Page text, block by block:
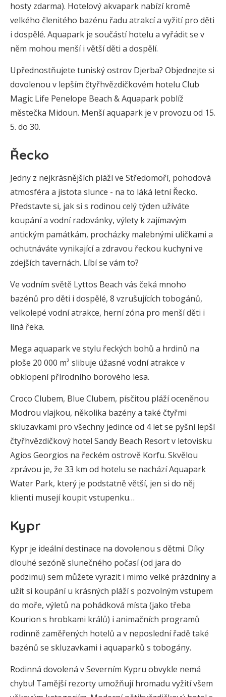
hosty zdarma). Hotelový akvapark nabízí kromě
velkého členitého bazénu řadu atrakcí a vyžití pro děti
i dospělé. Aquapark je součástí hotelu a vyřádit se v
něm mohou menší i větší děti a dospělí.
Upřednostňujete tuniský ostrov Djerba? Objednejte si
dovolenou v lepším čtyřhvězdičkovém hotelu Club
Magic Life Penelope Beach & Aquapark poblíž
městečka Midoun. Menší aquapark je v provozu od 15.
5.⁠ do ⁠30.
Řecko
Jedny z nejkrásnějších pláží ve Středomoří, pohodová
atmosféra a jistota slunce - na to láká letní Řecko.
Představte si, jak si s rodinou celý týden užíváte
koupání a vodní radovánky, výlety k zajímavým
antickým památkám, procházky malebnými uličkami a
ochutnáváte vynikající a zdravou řeckou kuchyni ve
zdejších tavernách. Líbí se vám to?
Ve vodním světě Lyttos Beach vás čeká mnoho
bazénů pro děti i dospělé, 8 vzrušujících tobogánů,
velkolepé vodní atrakce, herní zóna pro menší děti i
líná řeka.
Mega aquapark ve stylu řeckých bohů a hrdinů na
ploše 20 000 m² slibuje úžasné vodní atrakce v
obklopení přírodního borového lesa.
Croco Clubem, Blue Clubem, písčitou pláží oceněnou
Modrou vlajkou, několika bazény a také čtyřmi
skluzavkami pro všechny jedince od 4 let se pyšní lepší
čtyřhvězdičkový hotel Sandy Beach Resort v letovisku
Agios Georgios na řeckém ostrově Korfu. Skvělou
zprávou je, že 33 km od hotelu se nachází Aquapark
Water Park, který je podstatně větší, jen si do něj
klienti musejí koupit vstupenku…
Kypr
Kypr je ideální destinace na dovolenou s dětmi. Díky
dlouhé sezóně slunečného počasí (od jara do
podzimu) sem můžete vyrazit i mimo velké prázdniny a
užít si koupání u krásných pláží s pozvolným vstupem
do moře, výletů na pohádková místa (jako třeba
Kourion s hrobkami králů) i animačních programů
rodinně zaměřených hotelů a v neposlední řadě také
bazénů se skluzavkami i aquaparků s tobogány.
Rodinná dovolená v Severním Kypru obvykle nemá
chybu! Tamější rezorty umožňují hromadu vyžití všem